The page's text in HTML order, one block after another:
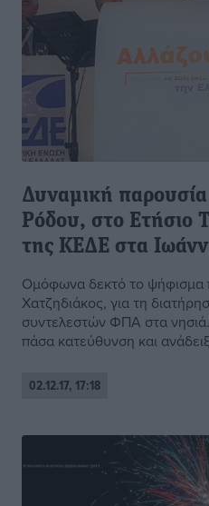
Δυναμική
Ρόδου, στο Ετήσιο
της ΚΕΔΕ στα
Ομόφωνα δεκτό το ψήφισμα
Χατζηδιάκος, για τη
συντελεστών ΦΠΑ στα
πάσα κατεύθυνση και
02.12.17, 17:18